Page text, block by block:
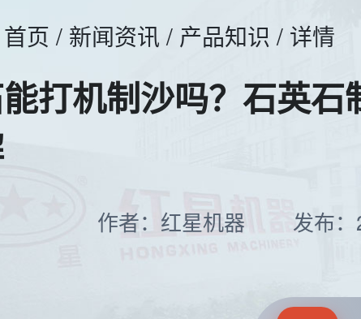
首页 / 新闻资讯 / 产品知识 / 详情
打机制沙吗？石英石
作者：红星机器 发布：